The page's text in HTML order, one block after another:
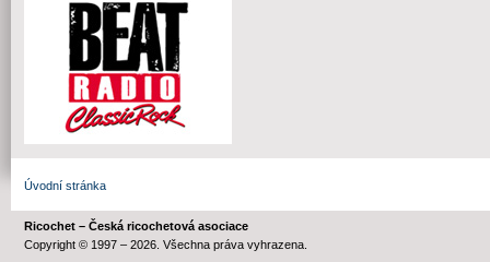
Úvodní stránka
Ricochet – Česká ricochetová asociace
Copyright © 1997 – 2026. Všechna práva vyhrazena.